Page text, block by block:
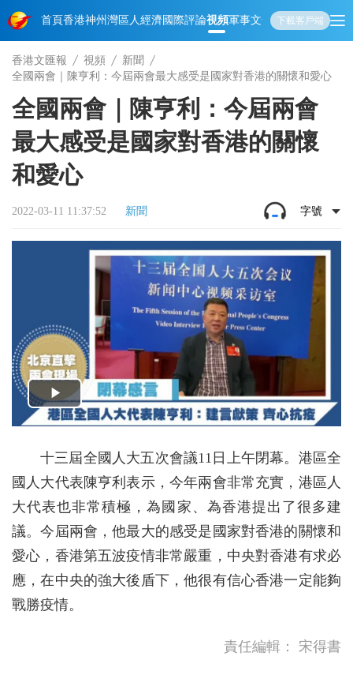
首頁香港神州 灣區人經濟國際評論視頻軍事文化 娛樂生活教育體
下載客戶端
香港文匯報 視頻
新聞
全國兩會｜陳亨利：今屆兩會最大感受是國家對香港的關懷和愛心
全國兩會｜陳亨利：今屆兩會
最大感受是國家對香港的關懷
和愛心
2022-03-11 11:37:52 新聞 字號
十三屆全國人大五次會議11日上午閉幕。港區全
國人大代表陳亨利表示，今年兩會非常充實，港區人
大代表也非常積極，為國家、為香港提出了很多建
議。今屆兩會，他最大的感受是國家對香港的關懷和
愛心，香港第五波疫情非常嚴重，中央對香港有求必
應，在中央的強大後盾下，他很有信心香港一定能夠
戰勝疫情。
責任編輯： 宋得書